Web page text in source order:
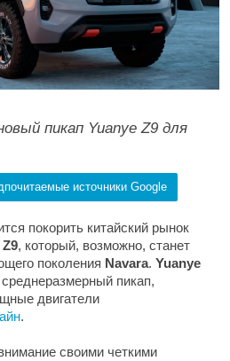
пикап Yuanye Z9 для
источники Google
покорить китайский рынок
, который, возможно, станет
поколения Navara. Yuanye
пикап,
двигатели
.
своими четкими